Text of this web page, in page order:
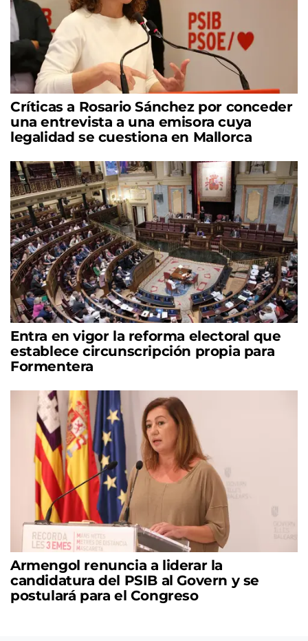
Críticas a Rosario Sánchez por conceder
una entrevista a una emisora cuya
legalidad se cuestiona en Mallorca
Entra en vigor la reforma electoral que
establece circunscripción propia para
Formentera
Armengol renuncia a liderar la
candidatura del PSIB al Govern y se
postulará para el Congreso